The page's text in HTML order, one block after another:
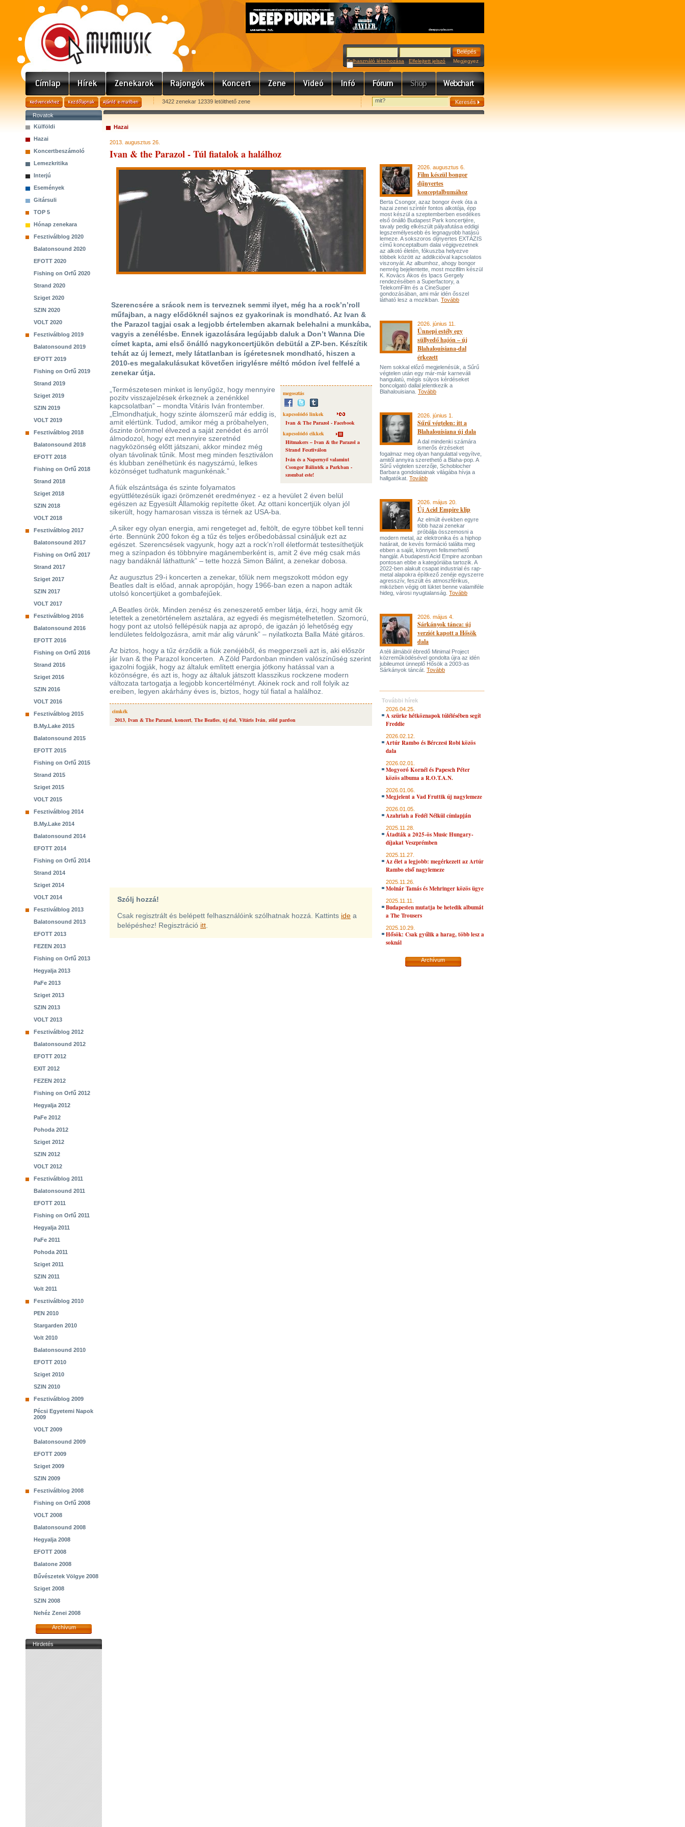
Felhasználó létrehozása Elfelejtett jelszó Megjegyez
3422 zenekar 12339 letölthető zene
Rovatok
Külföldi
Hazai
Koncertbeszámoló
Lemezkritika
Interjú
Események
Gitársuli
TOP 5
Hónap zenekara
Fesztiválblog 2020
Balatonsound 2020
EFOTT 2020
Fishing on Orfű 2020
Strand 2020
Sziget 2020
SZIN 2020
VOLT 2020
Fesztiválblog 2019
Balatonsound 2019
EFOTT 2019
Fishing on Orfű 2019
Strand 2019
Sziget 2019
SZIN 2019
VOLT 2019
Fesztiválblog 2018
Balatonsound 2018
EFOTT 2018
Fishing on Orfű 2018
Strand 2018
Sziget 2018
SZIN 2018
VOLT 2018
Fesztiválblog 2017
Balatonsound 2017
Fishing on Orfű 2017
Strand 2017
Sziget 2017
SZIN 2017
VOLT 2017
Fesztiválblog 2016
Balatonsound 2016
EFOTT 2016
Fishing on Orfű 2016
Strand 2016
Sziget 2016
SZIN 2016
VOLT 2016
Fesztiválblog 2015
B.My.Lake 2015
Balatonsound 2015
EFOTT 2015
Fishing on Orfű 2015
Strand 2015
Sziget 2015
VOLT 2015
Fesztiválblog 2014
B.My.Lake 2014
Balatonsound 2014
EFOTT 2014
Fishing on Orfű 2014
Strand 2014
Sziget 2014
VOLT 2014
Fesztiválblog 2013
Balatonsound 2013
EFOTT 2013
FEZEN 2013
Fishing on Orfű 2013
Hegyalja 2013
PaFe 2013
Sziget 2013
SZIN 2013
VOLT 2013
Fesztiválblog 2012
Balatonsound 2012
EFOTT 2012
EXIT 2012
FEZEN 2012
Fishing on Orfű 2012
Hegyalja 2012
PaFe 2012
Pohoda 2012
Sziget 2012
SZIN 2012
VOLT 2012
Fesztiválblog 2011
Balatonsound 2011
EFOTT 2011
Fishing on Orfű 2011
Hegyalja 2011
PaFe 2011
Pohoda 2011
Sziget 2011
SZIN 2011
Volt 2011
Fesztiválblog 2010
PEN 2010
Stargarden 2010
Volt 2010
Balatonsound 2010
EFOTT 2010
Sziget 2010
SZIN 2010
Fesztiválblog 2009
Pécsi Egyetemi Napok
2009
VOLT 2009
Balatonsound 2009
EFOTT 2009
Sziget 2009
SZIN 2009
Fesztiválblog 2008
Fishing on Orfű 2008
VOLT 2008
Balatonsound 2008
Hegyalja 2008
EFOTT 2008
Balatone 2008
Bűvészetek Völgye 2008
Sziget 2008
SZIN 2008
Nehéz Zenei 2008
Archívum
Hirdetés
Hazai
2013. augusztus 26.
Ivan & the Parazol - Túl fiatalok a halálhoz
Szerencsére a srácok nem is terveznek semmi ilyet, még ha a rock’n’roll
műfajban, a nagy elődöknél sajnos ez gyakorinak is mondható. Az Ivan &
the Parazol tagjai csak a legjobb értelemben akarnak belehalni a munkába,
vagyis a zenélésbe. Ennek igazolására legújabb daluk a Don’t Wanna Die
címet kapta, ami első önálló nagykoncertjükön debütál a ZP-ben. Készítik
tehát az új lemezt, mely látatlanban is ígéretesnek mondható, hiszen a
2010-es megalakulásukat követően irigylésre méltó módon ível felfelé a
zenekar útja.
megosztás
kapcsolódó linkek
Ivan & The Parazol - Facebook
kapcsolódó cikkek
Hitmakers – Ivan & the Parazol a
Strand Fesztiválon
Iván és a Napernyő valamint
Csongor Bálinték a Parkban -
szombat este!
„Természetesen minket is lenyűgöz, hogy mennyire
pozitv visszajelzések érkeznek a zenénkkel
kapcsolatban” – mondta Vitáris Iván frontember.
„Elmondhatjuk, hogy szinte álomszerű már eddig is,
amit elértünk. Tudod, amikor még a próbahelyen,
őszinte örömmel élvezed a saját zenédet és arról
álmodozol, hogy ezt mennyire szeretnéd
nagyközönség előtt játszani, akkor mindez még
olyan távolinak tűnik. Most meg minden fesztiválon
és klubban zenélhetünk és nagyszámú, lelkes
közönséget tudhatunk magunkénak.”
A fiúk elszántsága és szinte folyamatos
együttlétezésük igazi örömzenét eredményez - ez a hevület 2 éven belül
egészen az Egyesült Államokig repítette őket. Az ottani koncertjük olyan jól
sikerült, hogy hamarosan vissza is térnek az USA-ba.
„A siker egy olyan energia, ami rengeteget ad, feltölt, de egyre többet kell tenni
érte. Bennünk 200 fokon ég a tűz és teljes erőbedobással csináljuk ezt az
egészet. Szerencsések vagyunk, hogy azt a rock’n’roll életformát testesíthetjük
meg a színpadon és többnyire magánemberként is, amit 2 éve még csak más
nagy bandáknál láthattunk” – tette hozzá Simon Bálint, a zenekar dobosa.
Az augusztus 29-i koncerten a zenekar, tőlük nem megszokott módon egy
Beatles dalt is előad, annak apropóján, hogy 1966-ban ezen a napon adták
utolsó koncertjüket a gombafejűek.
„A Beatles örök. Minden zenész és zeneszerető ember látja, érzi, hogy amit ők
letettek a zenetörténelem asztalára, az egyedi és megismételhetetlen. Szomorú,
hogy pont az utolsó fellépésük napja az apropó, de igazán jó lehetőség egy
lendületes feldolgozásra, amit már alig várunk” – nyilatkozta Balla Máté gitáros.
Az biztos, hogy a tűz érződik a fiúk zenéjéből, és megperzseli azt is, aki először
jár Ivan & the Parazol koncerten. A Zöld Pardonban minden valószínűség szerint
igazolni fogják, hogy az általuk említett energia jótkony hatással van a
közönségre, és azt is, hogy az általuk játszott klasszikus rockzene modern
változata tartogatja a legjobb koncertélményt. Akinek rock and roll folyik az
ereiben, legyen akárhány éves is, biztos, hogy túl fiatal a halálhoz.
cimkék
2013, Ivan & The Parazol, koncert, The Beatles, új dal, Vitáris Iván, zöld pardon
Szólj hozzá!
Csak regisztrált és belépett felhasználóink szólhatnak hozzá. Kattints ide a
belépéshez! Regisztráció itt
2026. augusztus 6.
Film készül bongor
díjnyertes
konceptalbumához
Berta Csongor, azaz bongor évek óta a
hazai zenei színtér fontos alkotója, épp
most készül a szeptemberben esedékes
első önálló Budapest Park koncertjére,
tavaly pedig elkészült pályafutása eddigi
legszemélyesebb és legnagyobb hatású
lemeze. A sokszoros díjnyertes EXTÁZIS
című konceptalbum dalai végigvezetnek
az alkotó életén, fókuszba helyezve
többek között az addikcióval kapcsolatos
viszonyát. Az albumhoz, ahogy bongor
nemrég bejelentette, most mozifilm készül
K. Kovács Ákos és Ipacs Gergely
rendezésében a Superfactory, a
TelekomFilm és a CineSuper
gondozásában, ami már idén ősszel
látható lesz a mozikban. Tovább
2026. június 11.
Ünnepi estély egy
süllyedő hajón – új
Blahalouisiana-dal
érkezett
Nem sokkal előző megjelenésük, a Sűrű
végtelen után egy már-már karneváli
hangulatú, mégis súlyos kérdéseket
boncolgató dallal jelentkezik a
Blahalouisiana. Tovább
2026. június 1.
Sűrű végtelen: itt a
Blahalouisiana új dala
A dal mindenki számára
ismerős érzéseket
fogalmaz meg olyan hangulattal vegyítve,
amitől annyira szerethető a Blaha-pop. A
Sűrű végtelen szerzője, Schoblocher
Barbara gondolatainak világába hívja a
hallgatókat. Tovább
2026. május 20.
Új Acid Empire klip
Az elmúlt években egyre
több hazai zenekar
próbálja összemosni a
modern metal, az elektronika és a hiphop
határait, de kevés formáció találta meg
ebben a saját, könnyen felismerhető
hangját. A budapesti Acid Empire azonban
pontosan ebbe a kategóriába tartozik. A
2022-ben alakult csapat industrial és rap-
metal alapokra építkező zenéje egyszerre
agresszív, feszült és atmoszférikus,
miközben végig ott lüktet benne valamiféle
hideg, városi nyugtalanság. Tovább
2026. május 4.
Sárkányok tánca: új
verziót kapott a Hősök
dala
A téli álmából ébredő Minimal Project
közreműködésével gondolta újra az idén
jubileumot ünneplő Hősök a 2003-as
Sárkányok táncát. Tovább
További hírek
2026.04.25.
A szürke hétköznapok túlélésében segít
Freddie
2026.02.12.
Artúr Rambo és Bérczesi Robi közös
dala
2026.02.01.
Mogyoró Kornél és Papesch Péter
közös albuma a R.O.T.A.N.
2026.01.06.
Megjelent a Vad Fruttik új nagylemeze
2026.01.05.
Azahriah a Fedél Nélkül címlapján
2025.11.28.
Átadták a 2025-ös Music Hungary-
díjakat Veszprémben
2025.11.27.
Az élet a legjobb: megérkezett az Artúr
Rambo első nagylemeze
2025.11.26.
Molnár Tamás és Mehringer közös ügye
2025.11.11.
Budapesten mutatja be hetedik albumát
a The Trousers
2025.10.29.
Hősök: Csak gyűlik a harag, több lesz a
soknál
Archívum